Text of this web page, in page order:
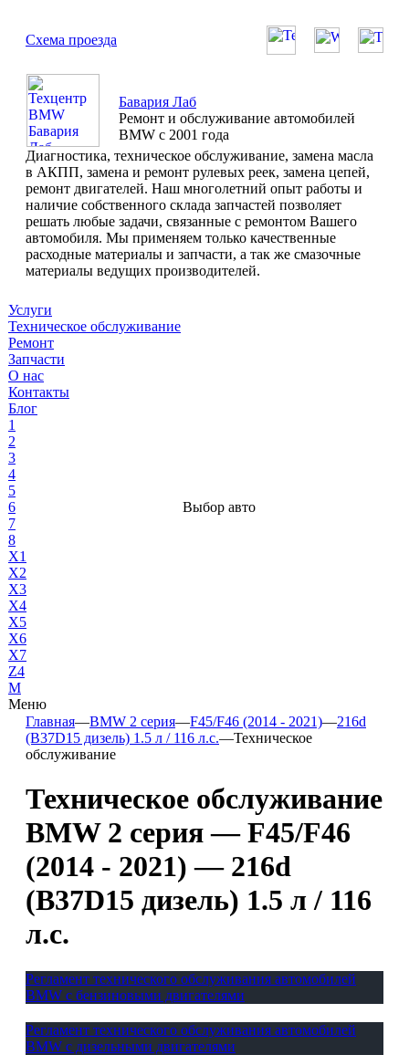
Схема проезда
Бавария Лаб
Ремонт и обслуживание автомобилей
BMW с 2001 года
Диагностика, техническое обслуживание, замена масла
в АКПП, замена и ремонт рулевых реек, замена цепей,
ремонт двигателей. Наш многолетний опыт работы и
наличие собственного склада запчастей позволяет
решать любые задачи, связанные с ремонтом Вашего
автомобиля. Мы применяем только качественные
расходные материалы и запчасти, а так же смазочные
материалы ведущих производителей.
Услуги
Техническое обслуживание
Ремонт
Запчасти
О нас
Контакты
Блог
1
2
3
4
5
6
7
8
X1
X2
X3
X4
X5
X6
X7
Z4
М
Меню
Выбор авто
Главная—BMW 2 серия—F45/F46 (2014 - 2021)—216d
(B37D15 дизель) 1.5 л / 116 л.с.—Техническое
обслуживание
Техническое обслуживание
BMW 2 серия — F45/F46
(2014 - 2021) — 216d
(B37D15 дизель) 1.5 л / 116
л.с.
Регламент технического обслуживания автомобилей
BMW с бензиновыми двигателями
Регламент технического обслуживания автомобилей
BMW с дизельными двигателями